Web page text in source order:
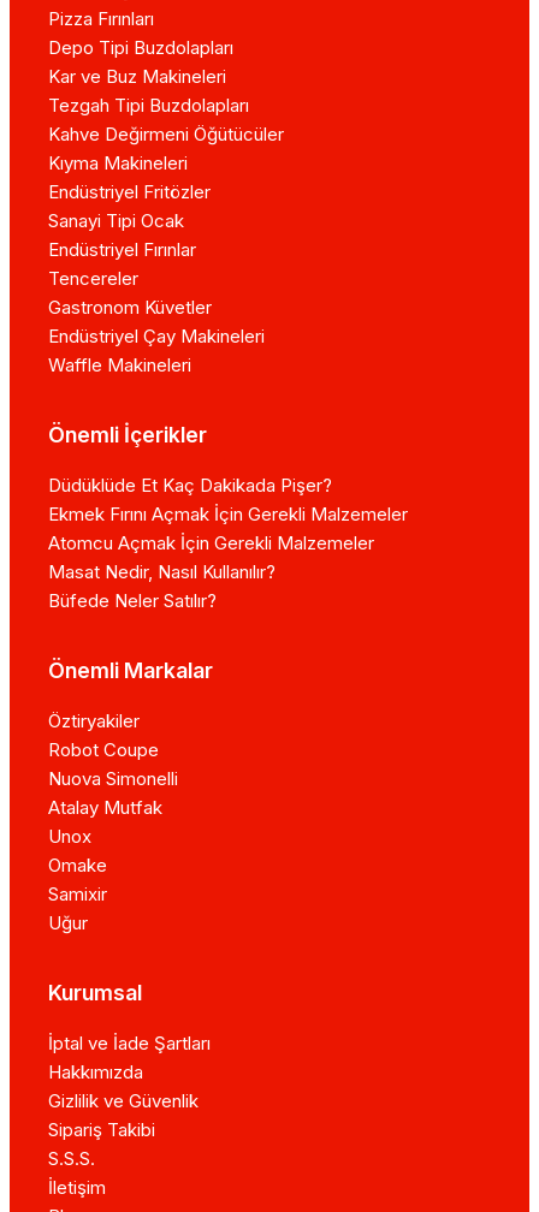
Pizza Fırınları
Depo Tipi Buzdolapları
Kar ve Buz Makineleri
Tezgah Tipi Buzdolapları
Kahve Değirmeni Öğütücüler
Kıyma Makineleri
Endüstriyel Fritözler
Sanayi Tipi Ocak
Endüstriyel Fırınlar
Tencereler
Gastronom Küvetler
Endüstriyel Çay Makineleri
Waffle Makineleri
Önemli İçerikler
Düdüklüde Et Kaç Dakikada Pişer?
Ekmek Fırını Açmak İçin Gerekli Malzemeler
Atomcu Açmak İçin Gerekli Malzemeler
Masat Nedir, Nasıl Kullanılır?
Büfede Neler Satılır?
Önemli Markalar
Öztiryakiler
Robot Coupe
Nuova Simonelli
Atalay Mutfak
Unox
Omake
Samixir
Uğur
Kurumsal
İptal ve İade Şartları
Hakkımızda
Gizlilik ve Güvenlik
Sipariş Takibi
S.S.S.
İletişim